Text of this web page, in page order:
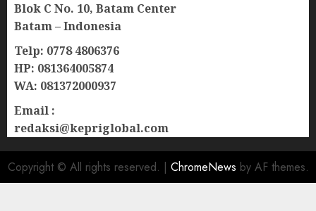
Blok C No. 10, Batam Center
Batam – Indonesia
Telp: 0778 4806376
HP: 081364005874
WA: 081372000937
Email :
redaksi@kepriglobal.com
Copyright © All rights reserved. | ChromeNews by AF themes.